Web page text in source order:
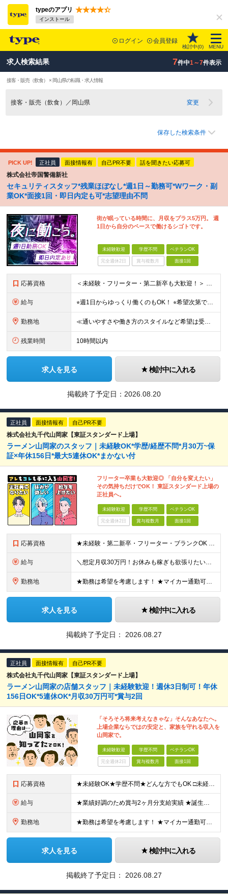
typeのアプリ
インストール
ログイン 会員登録
検討中(0) MENU
求人検索結果 7件中1～7件表示
接客・販売（飲食） × 岡山県の転職・求人情報
接客・販売（飲食）／岡山県 変更
保存した検索条件
PICK UP! 正社員 面接情報有 自己PR不要 話を聞きたい応募可
株式会社帝国警備新社
セキュリティスタッフ*残業ほぼなし*週1日～勤務可*Wワーク・副
業OK*面接1回・即日内定も可*志望理由不問
街が眠っている時間に、月収をプラス5万円。 週
1日から自分のペースで働けるシゴトです。
未経験歓迎 学歴不問 ベテランOK
完全週休2日 賞与複数月 面接1回
応募資格 ＜未経験・フリーター・第二新卒も大歓迎！＞ ※学歴不問 ★堅苦しい志望動機は必要なし！ ★コミュ力に自信がなくてもOK！ ★特別な資格や専門知識は必要ありません！ 【こんな想いをお持ちの方はぜひ
給与 ⭐︎週1日からゆっくり働くのもOK！ ⭐︎希望次第で収入UPも可能！ 当務（当直）／日給21,450円～24,700円 長夜勤／日給13,650円～15,275円 ※支給方法※ 15日締め、25日
勤務地 ≪通いやすさや働き方のスタイルなど希望は受け入れます！》 ★転居を伴う転勤なし ★直行直帰が基本 ★駅チカ・オープニング案件も多数 ・希望に応じて東京都内近郊、ほか神奈川・千葉・埼玉も含め、配属先を
残業時間 10時間以内
求人を見る 検討中に入れる
掲載終了予定日： 2026.08.20
正社員 面接情報有 自己PR不要
株式会社丸千代山岡家【東証スタンダード上場】
ラーメン山岡家のスタッフ｜未経験OK*学歴/経歴不問*月30万~保
証×年休156日*最大5連休OK*まかない付
フリーター卒業も大歓迎◎ 「自分を変えたい」
その気持ちだけでOK！ 東証スタンダード上場の
正社員へ。
未経験歓迎 学歴不問 ベテランOK
完全週休2日 賞与複数月 面接1回
応募資格 ★未経験・第二新卒・フリーター・ブランクOK ★学歴不問！ □転職回数が気になる方 □飲食業界にチャレンジしたい方 「やってみたい」という気持ちがあれば、皆さん大歓迎です♪ ◎こんな方が活躍して
給与 ＼想定月収30万円！お休みも稼ぎも欲張りたい方にピッタリ！／ ★業績好調のため賞与2ヶ月分支給実績 ★誕生日手当など手当充実 ★年2回昇給チャンス有 ★残業代全額支給（1分単位で支給） 月給25万
勤務地 ★勤務は希望を考慮します！ ★マイカー通勤可（駐車場完備） ★全国の各店舗で募集中！続々出店予定！ ～国内300店舗、47都道府県への展開を目標に出店中！～ ▼積極採用地域▼ ・中部（富山、石川、
求人を見る 検討中に入れる
掲載終了予定日： 2026.08.27
正社員 面接情報有 自己PR不要
株式会社丸千代山岡家【東証スタンダード上場】
ラーメン山岡家の店舗スタッフ｜未経験歓迎！週休3日制可！年休
156日OK*5連休OK*月収30万円可*賞与2回
「そろそろ将来考えなきゃな」そんなあなたへ。
上場企業ならではの安定と、家族を守れる収入を
山岡家で。
未経験歓迎 学歴不問 ベテランOK
完全週休2日 賞与複数月 面接1回
応募資格 ★未経験OK★学歴不問★どんな方でもOK □未経験・第二新卒・フリーター □ブランクがある方 □転職回数が気になる方 □飲食業界にチャレンジしたい方 「やってみたい」という気持ちがあれば、皆さん大
給与 ★業績好調のため賞与2ヶ月分支給実績 ★誕生日手当など手当充実 ★年2回昇給チャンス有＆入社1年で店長昇格可 ★残業代全額支給（1分単位で支給） 【週休3日制の場合】 月給25万8,960円以上（固
勤務地 ★勤務は希望を考慮します！ ★マイカー通勤可（駐車場完備） ★全国の各店舗で募集中！続々出店予定！ ～国内300店舗、47都道府県への展開を目標に出店中！～ ▼積極採用地域▼ ・中部（富山、石川、
求人を見る 検討中に入れる
掲載終了予定日： 2026.08.27